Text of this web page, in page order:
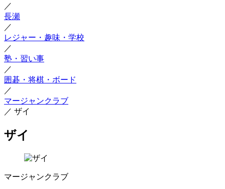
／
長瀬
／
レジャー・趣味・学校
／
塾・習い事
／
囲碁・将棋・ボード
／
マージャンクラブ
／ ザイ
ザイ
マージャンクラブ